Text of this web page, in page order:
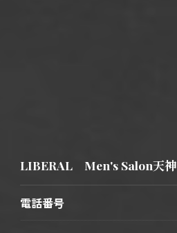
LIBERAL Men's Salon天神
電話番号